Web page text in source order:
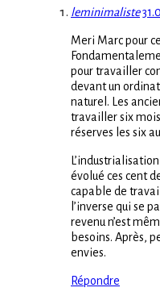
leminimaliste
Meri Marc pour
pour travailler
devant un
naturel. Les
travailler six mois
réserves les six
évolué ces cent
capable de
l’inverse qui se
revenu n’est
besoins. Après,
envies.
Répondre